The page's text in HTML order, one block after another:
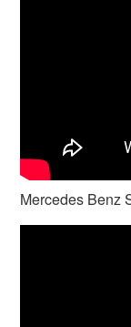
Mercedes Benz